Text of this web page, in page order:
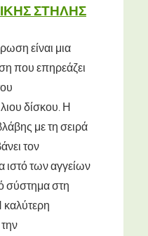
ΣΤΉΛΗΣ
είναι μια
που επηρεάζει
δίσκου. Η
με τη σειρά
τον
ιστό των αγγείων
σύστημα στη
καλύτερη